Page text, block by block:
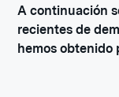
A continuación
recientes de
hemos obtenido